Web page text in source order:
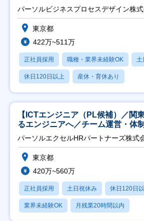
パーソルビジネスプロセスデザイン株
東京都
422万~511万
正社員採用 職種・業界未経験OK 土
休日120日以上 産休・育休あり
【ICTエンジニア（PL候補）／関
るエンジニアへ／チーム運営・体
パーソルエクセルHRパートナーズ株式
東京都
420万~560万
正社員採用 土日祝休み 休日120日
業界未経験OK 月残業20時間以内